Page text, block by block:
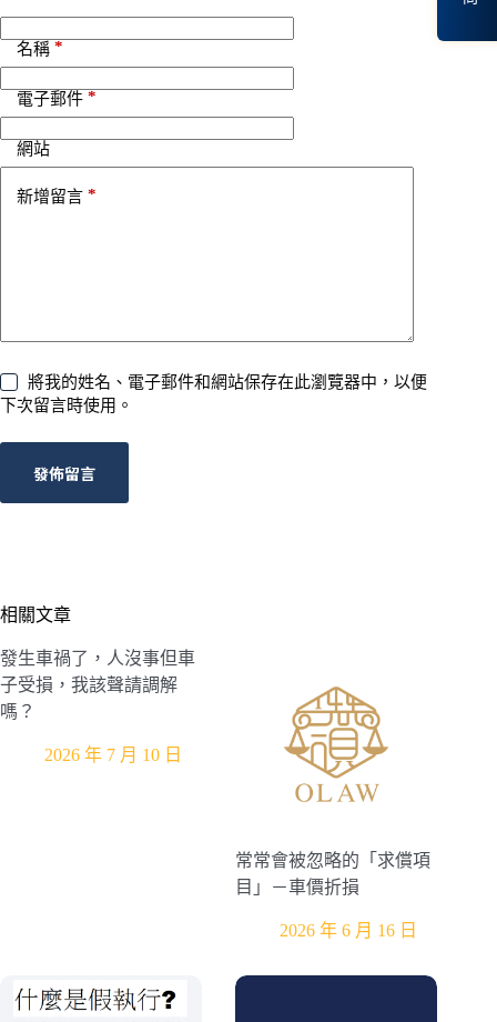
名稱 *
電子郵件 *
網站
新增留言 *
將我的姓名、電子郵件和網站保存在此瀏覽器中，以便
下次留言時使用。
發佈留言
:
相關文章
發生車禍了，人沒事但車
子受損，我該聲請調解
嗎？
2026 年 7 月 10 日
常常會被忽略的「求償項
目」－車價折損
2026 年 6 月 16 日